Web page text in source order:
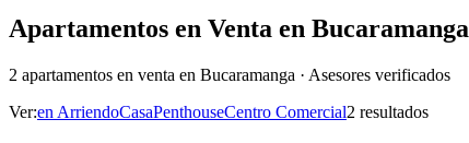
Apartamentos en Venta en Bucaramanga
2 apartamentos en venta en Bucaramanga · Asesores verificados
Ver:en ArriendoCasaPenthouseCentro Comercial2 resultados